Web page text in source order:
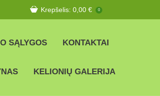
Krepšelis: 0,00 € 0
SĄLYGOS KONTAKTAI
KELIONIŲ GALERIJA